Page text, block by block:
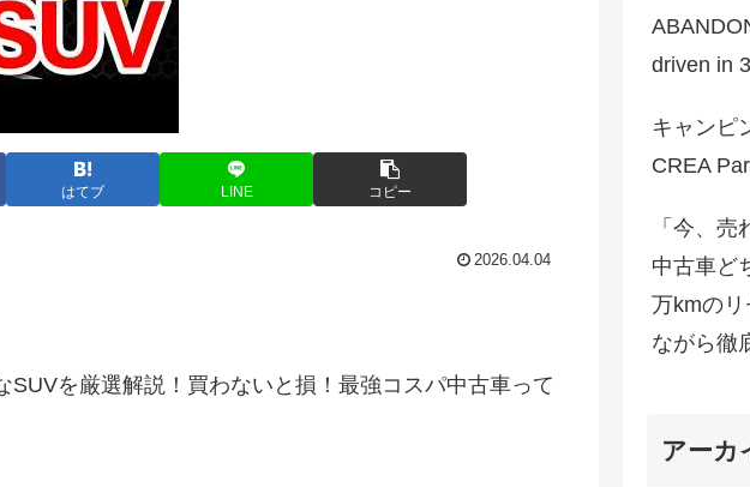
はてブ LINE コピー
2026.04.04
SUVを厳選解説！買わないと損！最強コスパ中古車って
driven in
キャンピ
CREA
「今、
中古車ど
万kmのリ
ながら徹
アーカ